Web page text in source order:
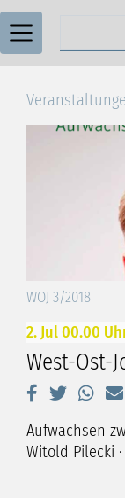
WOJ 3/2018
2. Jul 00.00
West-Ost-
Aufwachsen
Witold Pilecki